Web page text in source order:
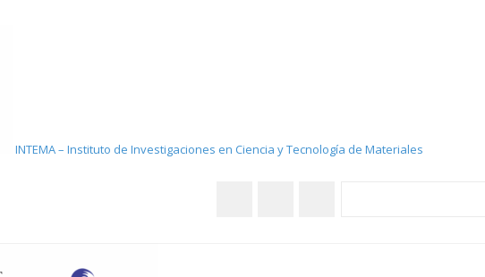
INTEMA – Instituto de Investigaciones en Ciencia y Tecnología de Materiales